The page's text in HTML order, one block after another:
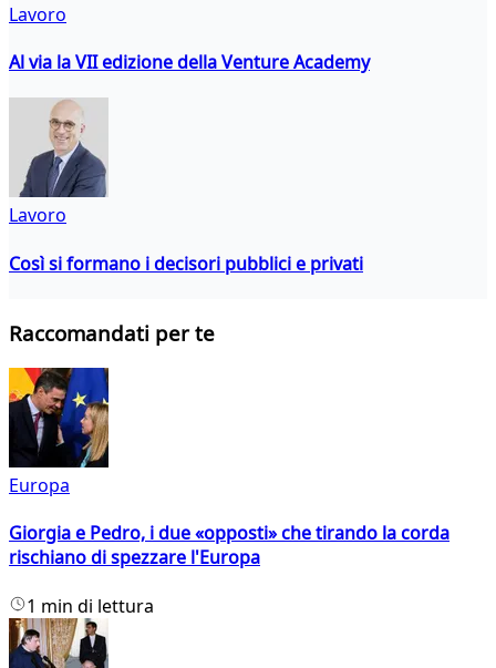
Lavoro
Al via la VII edizione della Venture Academy
Lavoro
Così si formano i decisori pubblici e privati
Raccomandati per te
Europa
Giorgia e Pedro, i due «opposti» che tirando la corda
rischiano di spezzare l'Europa
1 min di lettura